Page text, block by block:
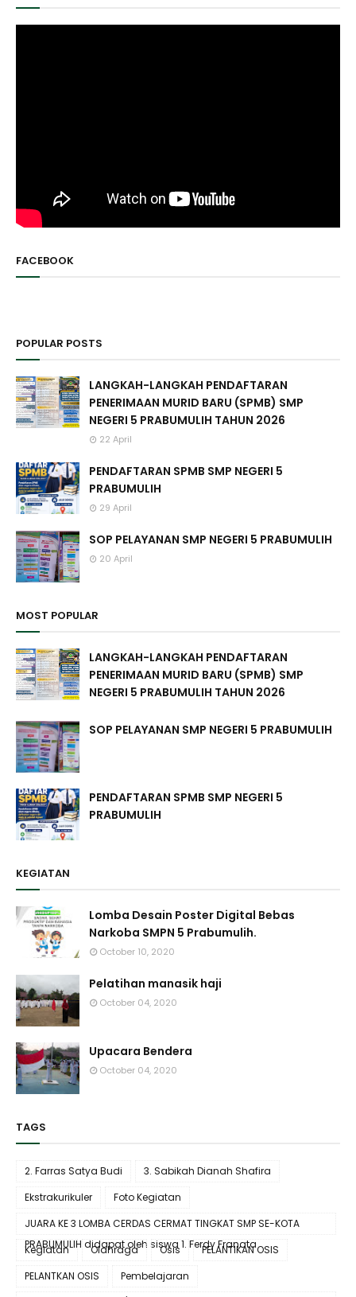
FACEBOOK
POPULAR POSTS
LANGKAH-LANGKAH PENDAFTARAN
PENERIMAAN MURID BARU (SPMB) SMP
NEGERI 5 PRABUMULIH TAHUN 2026
22 April
PENDAFTARAN SPMB SMP NEGERI 5
PRABUMULIH
29 April
SOP PELAYANAN SMP NEGERI 5 PRABUMULIH
20 April
MOST POPULAR
LANGKAH-LANGKAH PENDAFTARAN
PENERIMAAN MURID BARU (SPMB) SMP
NEGERI 5 PRABUMULIH TAHUN 2026
SOP PELAYANAN SMP NEGERI 5 PRABUMULIH
PENDAFTARAN SPMB SMP NEGERI 5
PRABUMULIH
KEGIATAN
Lomba Desain Poster Digital Bebas
Narkoba SMPN 5 Prabumulih.
October 10, 2020
Pelatihan manasik haji
October 04, 2020
Upacara Bendera
October 04, 2020
TAGS
2. Farras Satya Budi
3. Sabikah Dianah Shafira
Ekstrakurikuler
Foto Kegiatan
JUARA KE 3 LOMBA CERDAS CERMAT TINGKAT SMP SE-KOTA
PRABUMULIH didapat oleh siswa 1. Ferdy Franata
Kegiatan Olahraga Osis
PELANTIKAN OSIS
PELANTKAN OSIS
Pembelajaran